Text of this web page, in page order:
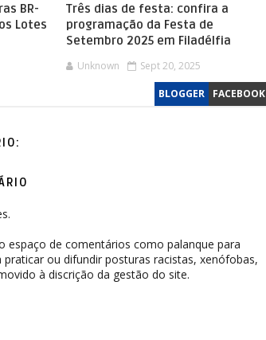
BR-
Lotes
Três dias de festa: confira a
programação da Festa de
Setembro 2025 em Filadélfia
Unknown Sept 20, 2025
BLOGGER FACEBOOK
espaço de comentários como palanque para
ou difundir posturas racistas, xenófobas,
à discrição da gestão do site.